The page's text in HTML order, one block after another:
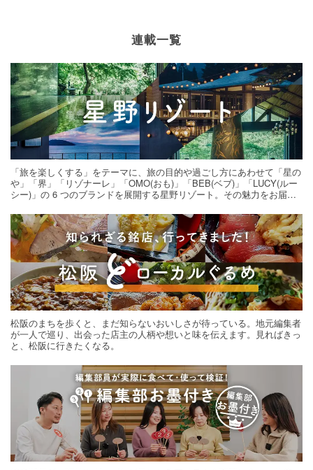
連載一覧
「旅を楽しくする」をテーマに、旅の目的や過ごし方にあわせて「星の
や」「界」「リゾナーレ」「OMO(おも)」「BEB(ベブ)」「LUCY(ルー
シー)」の 6 つのブランドを展開する星野リゾート。その魅力をお届け
松阪のまちを歩くと、まだ知らないおいしさが待っている。地元編集者
が一人で巡り、出会った店主の人柄や想いと味を伝えます。見ればきっ
と、松阪に行きたくなる。